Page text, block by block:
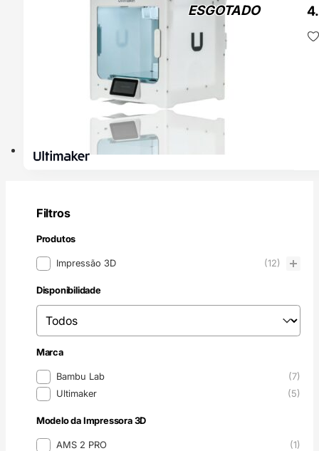
ESGOTADO
Filtros
Produtos
ProdutosImpressão 3D (12)
Disponibilidade
Disponibilidade
Disponibilidade
Marca
MarcaBambu Lab
(7)
Ultimaker
(5)
Modelo da Impressora 3D
Modelo da Impressora 3D
AMS 2 PRO
(1)